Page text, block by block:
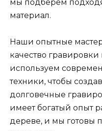
мы подберем
материал.
Наши опытные
качество
используем
техники, чтобы
долговечные
имеет богатый опыт
дереве, и мы готовы